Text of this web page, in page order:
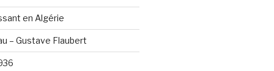
en Algérie
– Gustave Flaubert